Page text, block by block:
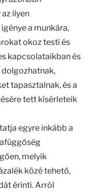
ilyen
a munkára,
okoz testi és
kapcsolataikban és
tapasztalnak, és a
tett kísérleteik
egyre inkább a
melyik
közé tehető,
érinti. Arról